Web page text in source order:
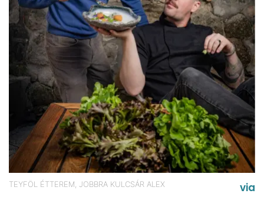
TEYFÖL ÉTTEREM, JOBBRA KULCSÁR ALEX via